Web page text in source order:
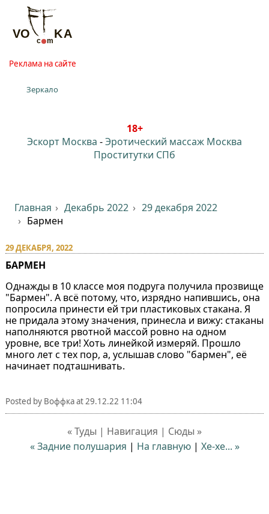
Реклама на сайте
Зеркало
18+
Эскорт Москва -Эротический массаж Москва
Проститутки СПб
Главная Декабрь 2022
29 декабря 2022
Бармен
29 ДЕКАБРЯ, 2022
БАРМЕН
Однажды в 10 классе моя подруга получила прозвище
"Бармен". А всё потому, что, изрядно напившись, она
попросила принести ей три пластиковых стакана. Я
не придала этому значения, принесла и вижу: стаканы
наполняются рвотной массой ровно на одном
уровне, все три! Хоть линейкой измеряй. Прошло
много лет с тех пор, а, услышав слово "бармен", её
начинает подташнивать.
Posted by Воффкаat 29.12.22 11:04
« Туды | Навигация | Сюды »
« Задние полушария | На главную| Хе-хе... »